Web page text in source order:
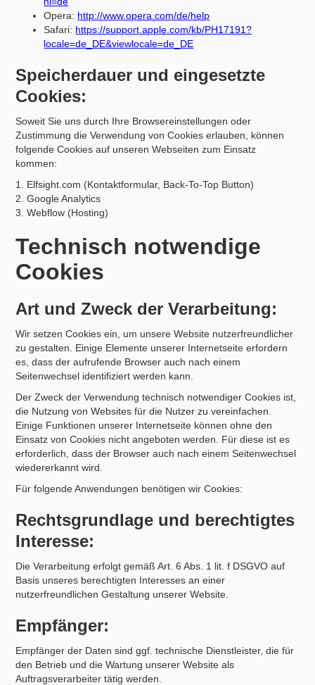
Opera: http://www.opera.com/de/help
Safari: https://support.apple.com/kb/PH17191?
locale=de_DE&viewlocale=de_DE
Speicherdauer und eingesetzte
Cookies:
Soweit Sie uns durch Ihre Browsereinstellungen oder
Zustimmung die Verwendung von Cookies erlauben, können
folgende Cookies auf unseren Webseiten zum Einsatz
kommen:
1. Elfsight.com (Kontaktformular, Back-To-Top Button)
2. Google Analytics
3. Webflow (Hosting)
Technisch notwendige
Cookies
Art und Zweck der Verarbeitung:
Wir setzen Cookies ein, um unsere Website nutzerfreundlicher
zu gestalten. Einige Elemente unserer Internetseite erfordern
es, dass der aufrufende Browser auch nach einem
Seitenwechsel identifiziert werden kann.
Der Zweck der Verwendung technisch notwendiger Cookies ist,
die Nutzung von Websites für die Nutzer zu vereinfachen.
Einige Funktionen unserer Internetseite können ohne den
Einsatz von Cookies nicht angeboten werden. Für diese ist es
erforderlich, dass der Browser auch nach einem Seitenwechsel
wiedererkannt wird.
Für folgende Anwendungen benötigen wir Cookies:
Rechtsgrundlage und berechtigtes
Interesse:
Die Verarbeitung erfolgt gemäß Art. 6 Abs. 1 lit. f DSGVO auf
Basis unseres berechtigten Interesses an einer
nutzerfreundlichen Gestaltung unserer Website.
Empfänger:
Empfänger der Daten sind ggf. technische Dienstleister, die für
den Betrieb und die Wartung unserer Website als
Auftragsverarbeiter tätig werden.